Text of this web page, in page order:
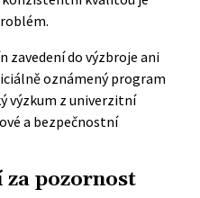
zavedení do výzbroje ani
oznámený program
výzkum z univerzitní
a bezpečnostní
pozornost